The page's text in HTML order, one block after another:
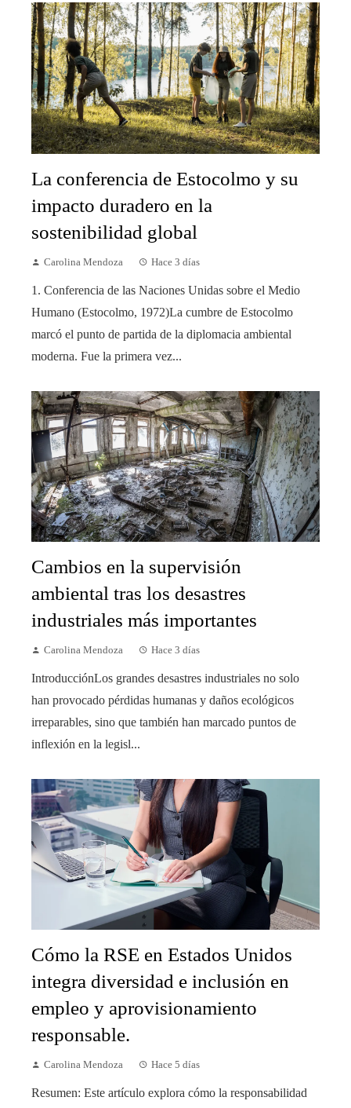
La conferencia de Estocolmo y su
impacto duradero en la
sostenibilidad global
Carolina Mendoza Hace 3 días
1. Conferencia de las Naciones Unidas sobre el Medio
Humano (Estocolmo, 1972)La cumbre de Estocolmo
marcó el punto de partida de la diplomacia ambiental
moderna. Fue la primera vez...
Cambios en la supervisión
ambiental tras los desastres
industriales más importantes
Carolina Mendoza Hace 3 días
IntroducciónLos grandes desastres industriales no solo
han provocado pérdidas humanas y daños ecológicos
irreparables, sino que también han marcado puntos de
inflexión en la legisl...
Cómo la RSE en Estados Unidos
integra diversidad e inclusión en
empleo y aprovisionamiento
responsable.
Carolina Mendoza Hace 5 días
Resumen: Este artículo explora cómo la responsabilidad